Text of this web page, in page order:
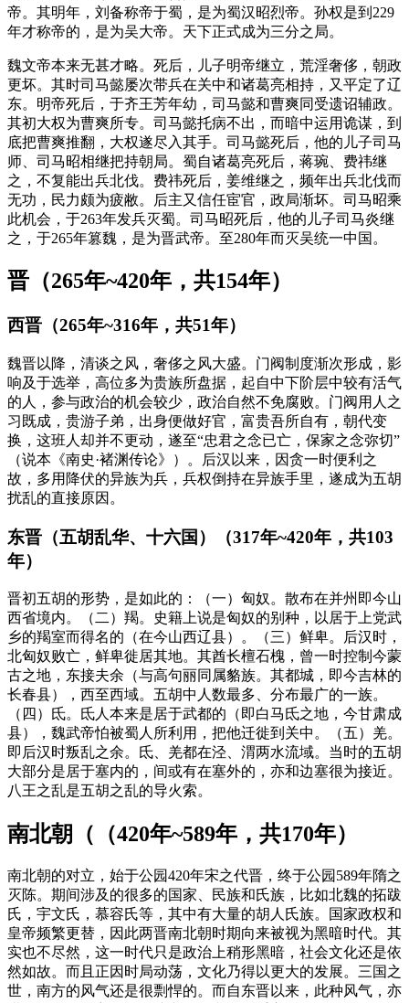
帝。其明年，刘备称帝于蜀，是为蜀汉昭烈帝。孙权是到229
年才称帝的，是为吴大帝。天下正式成为三分之局。
魏文帝本来无甚才略。死后，儿子明帝继立，荒淫奢侈，朝政
更坏。其时司马懿屡次带兵在关中和诸葛亮相持，又平定了辽
东。明帝死后，于齐王芳年幼，司马懿和曹爽同受遗诏辅政。
其初大权为曹爽所专。司马懿托病不出，而暗中运用诡谋，到
底把曹爽推翻，大权遂尽入其手。司马懿死后，他的儿子司马
师、司马昭相继把持朝局。蜀自诸葛亮死后，蒋琬、费祎继
之，不复能出兵北伐。费祎死后，姜维继之，频年出兵北伐而
无功，民力颇为疲敝。后主又信任宦官，政局渐坏。司马昭乘
此机会，于263年发兵灭蜀。司马昭死后，他的儿子司马炎继
之，于265年篡魏，是为晋武帝。至280年而灭吴统一中国。
晋（265年~420年，共154年）
西晋（265年~316年，共51年）
魏晋以降，清谈之风，奢侈之风大盛。门阀制度渐次形成，影
响及于选举，高位多为贵族所盘据，起自中下阶层中较有活气
的人，参与政治的机会较少，政治自然不免腐败。门阀用人之
习既成，贵游子弟，出身便做好官，富贵吾所自有，朝代变
换，这班人却并不更动，遂至“忠君之念已亡，保家之念弥切”
（说本《南史·褚渊传论》）。后汉以来，因贪一时便利之
故，多用降伏的异族为兵，兵权倒持在异族手里，遂成为五胡
扰乱的直接原因。
东晋（五胡乱华、十六国）（317年~420年，共103
年）
晋初五胡的形势，是如此的：（一）匈奴。散布在并州即今山
西省境内。（二）羯。史籍上说是匈奴的别种，以居于上党武
乡的羯室而得名的（在今山西辽县）。（三）鲜卑。后汉时，
北匈奴败亡，鲜卑徙居其地。其酋长檀石槐，曾一时控制今蒙
古之地，东接夫余（与高句丽同属貉族。其都城，即今吉林的
长春县），西至西域。五胡中人数最多、分布最广的一族。
（四）氐。氐人本来是居于武都的（即白马氐之地，今甘肃成
县），魏武帝怕被蜀人所利用，把他迁徙到关中。（五）羌。
即后汉时叛乱之余。氐、羌都在泾、渭两水流域。当时的五胡
大部分是居于塞内的，间或有在塞外的，亦和边塞很为接近。
八王之乱是五胡之乱的导火索。
南北朝（（420年~589年，共170年）
南北朝的对立，始于公园420年宋之代晋，终于公园589年隋之
灭陈。期间涉及的很多的国家、民族和氏族，比如北魏的拓跋
氏，宇文氏，慕容氏等，其中有大量的胡人氏族。国家政权和
皇帝频繁更替，因此两晋南北朝时期向来被视为黑暗时代。其
实也不尽然，这一时代只是政治上稍形黑暗，社会文化还是依
然如故。而且正因时局动荡，文化乃得以更大的发展。三国之
世，南方的风气还是很剽悍的。而自东晋以来，此种风气，亦